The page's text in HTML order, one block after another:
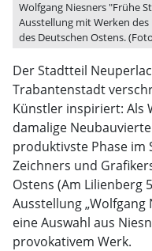
Wolfgang Niesners "Frühe
Ausstellung mit Werken
des Deutschen Ostens.
Der Stadtteil
Trabantenstadt
Künstler inspiriert: Als
damalige
produktivste Phase im
Zeichners und
Ostens (Am Lilienberg
Ausstellung „Wolfgang
eine Auswahl aus
provokativem Werk.